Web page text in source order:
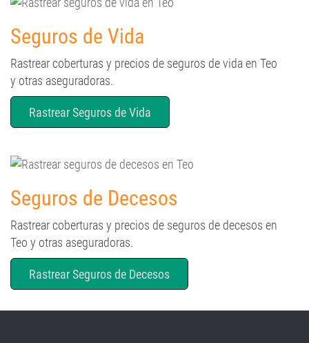
Seguros de Vida
Rastrear coberturas y precios de seguros de vida en Teo
y otras aseguradoras.
Rastrear Seguros de Vida
Seguros de Decesos
Rastrear coberturas y precios de seguros de decesos en
Teo y otras aseguradoras.
Rastrear Seguros de Decesos